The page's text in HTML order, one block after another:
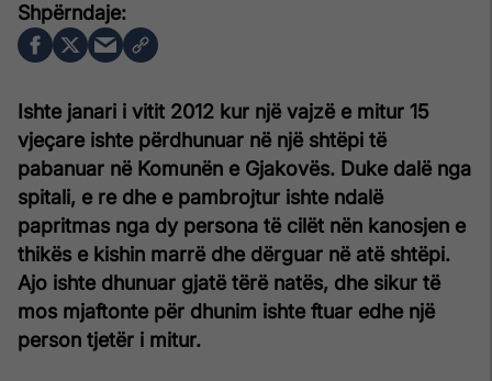
Ishte janari i vitit 2012 kur një vajzë e mitur 15
vjeçare ishte përdhunuar në një shtëpi të
pabanuar në Komunën e Gjakovës. Duke dalë nga
spitali, e re dhe e pambrojtur ishte ndalë
papritmas nga dy persona të cilët nën kanosjen e
thikës e kishin marrë dhe dërguar në atë shtëpi.
Ajo ishte dhunuar gjatë tërë natës, dhe sikur të
mos mjaftonte për dhunim ishte ftuar edhe një
person tjetër i mitur.